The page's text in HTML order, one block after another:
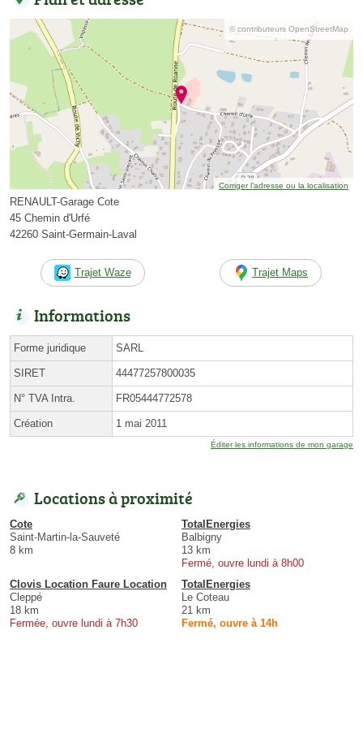
© contributeurs OpenStreetMap
Corriger l’adresse ou la localisation
RENAULT-Garage Cote
45 Chemin d'Urfé
42260 Saint-Germain-Laval
Trajet Waze Trajet Maps
Informations
Forme juridique SARL
SIRET 44477257800035
N° TVA Intra. FR05444772578
Création 1 mai 2011
Éditer les informations de mon garage
Locations à proximité
Cote
Saint-Martin-la-Sauveté
8 km
TotalEnergies
Balbigny
13 km
Fermé, ouvre lundi à 8h00
Clovis Location Faure Location
Cleppé
18 km
Fermée, ouvre lundi à 7h30
TotalEnergies
Le Coteau
21 km
Fermé, ouvre à 14h